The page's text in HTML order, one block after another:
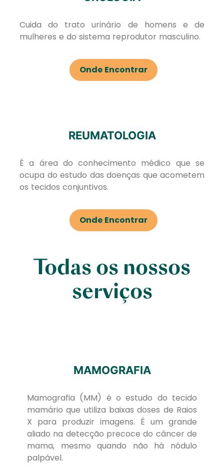
Cuida do trato urinário de homens e de
mulheres e do sistema reprodutor masculino.
Onde Encontrar
REUMATOLOGIA
É a área do conhecimento médico que se
ocupa do estudo das doenças que acometem
os tecidos conjuntivos.
Onde Encontrar
Todas os nossos
serviços
MAMOGRAFIA
Mamografia (MM) é o estudo do tecido
mamário que utiliza baixas doses de Raios
X para produzir imagens. É um grande
aliado na detecção precoce do câncer de
mama, mesmo quando não há nódulo
palpável.